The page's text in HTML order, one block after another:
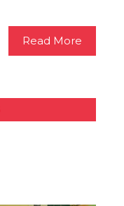
Read More